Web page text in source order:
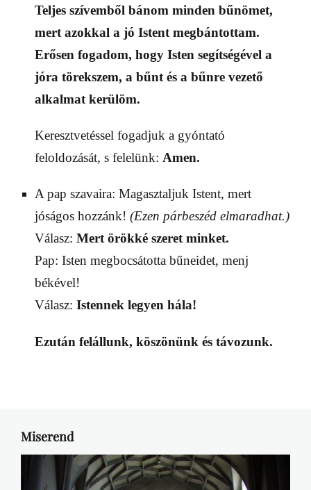
Teljes szívemből bánom minden bűnömet,
mert azokkal a jó Istent megbántottam.
Erősen fogadom, hogy Isten segítségével a
jóra törekszem, a bűnt és a bűnre vezető
alkalmat kerülöm.
Keresztvetéssel fogadjuk a gyóntató
feloldozását, s felelünk: Amen.
A pap szavaira: Magasztaljuk Istent, mert
jóságos hozzánk! (Ezen párbeszéd elmaradhat.)
Válasz: Mert örökké szeret minket.
Pap: Isten megbocsátotta bűneidet, menj
békével!
Válasz: Istennek legyen hála!
Ezután felállunk, köszönünk és távozunk.
Miserend